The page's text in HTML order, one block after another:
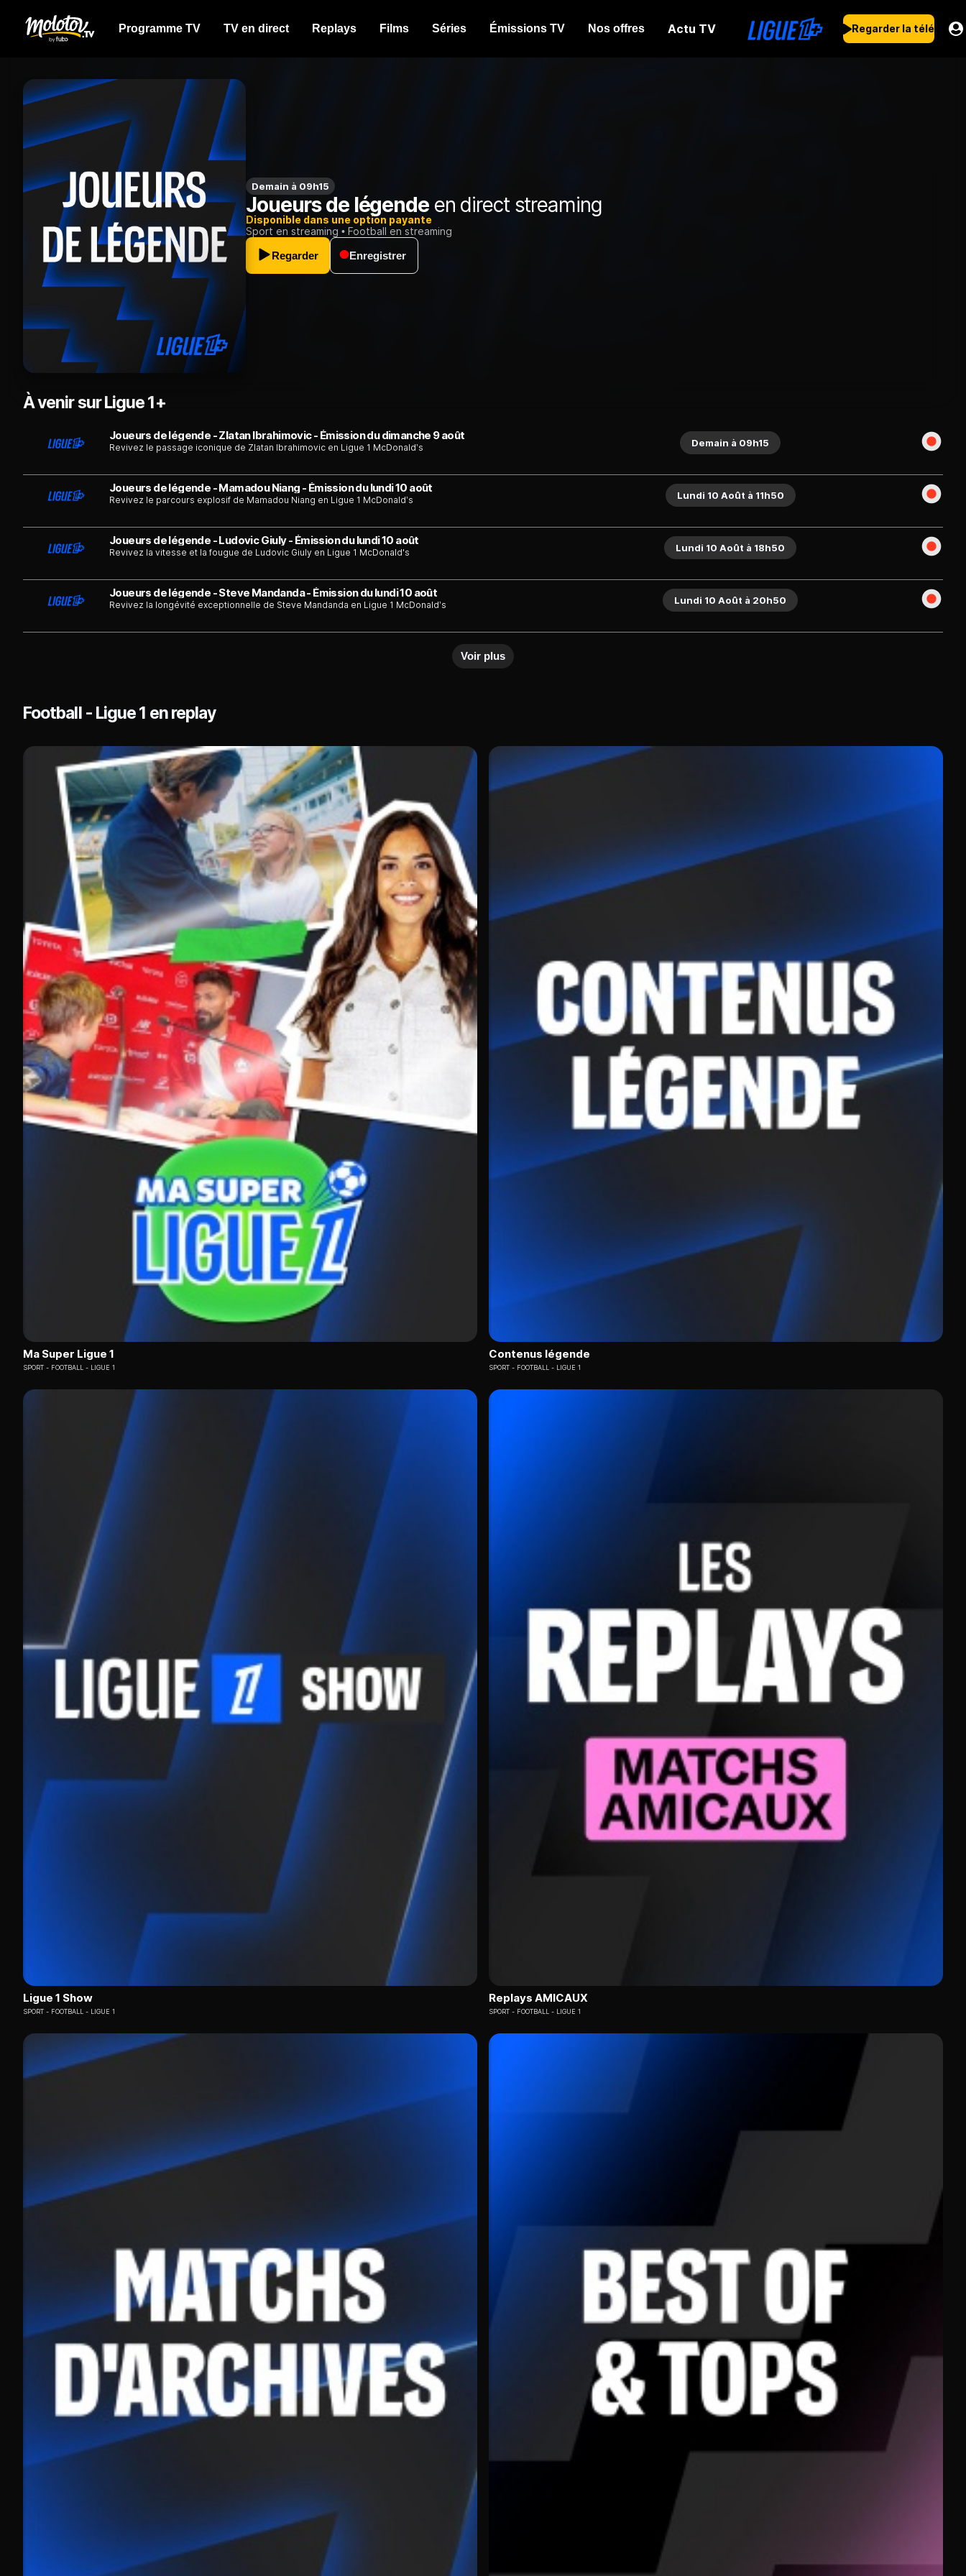
Programme TV TV en direct Replays Films Séries Émissions TV Nos offres Actu TV Regarder la télé
Demain à 09h15
Joueurs de légendeen direct streaming
Disponible dans une option payante
Sport en streaming
Football en streaming
Regarder
Enregistrer
À venir sur Ligue 1+
Joueurs de légende - Zlatan Ibrahimovic - Émission du dimanche 9 août
Revivez le passage iconique de Zlatan Ibrahimovic en Ligue 1 McDonald’s Demain à 09h15
Joueurs de légende - Mamadou Niang - Émission du lundi 10 août
Revivez le parcours explosif de Mamadou Niang en Ligue 1 McDonald’s Lundi 10 Août à 11h50
Joueurs de légende - Ludovic Giuly - Émission du lundi 10 août
Revivez la vitesse et la fougue de Ludovic Giuly en Ligue 1 McDonald's Lundi 10 Août à 18h50
Joueurs de légende - Steve Mandanda - Émission du lundi 10 août
Revivez la longévité exceptionnelle de Steve Mandanda en Ligue 1 McDonald’s Lundi 10 Août à 20h50
Voir plus
Football - Ligue 1 en replay
Ma Super Ligue 1
SPORT FOOTBALL - LIGUE 1
Contenus légende
SPORT FOOTBALL - LIGUE 1
Ligue 1 Show
SPORT FOOTBALL - LIGUE 1
Replays AMICAUX
SPORT FOOTBALL - LIGUE 1